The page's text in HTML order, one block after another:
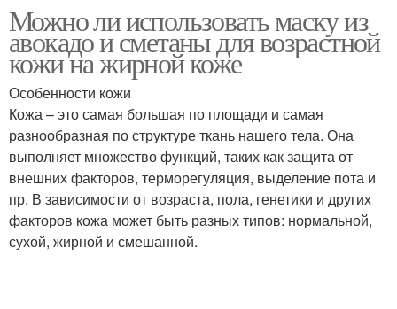
Можно ли использовать маску из
авокадо и сметаны для возрастной
кожи на жирной коже
Особенности кожи
Кожа – это самая большая по площади и самая
разнообразная по структуре ткань нашего тела. Она
выполняет множество функций, таких как защита от
внешних факторов, терморегуляция, выделение пота и
пр. В зависимости от возраста, пола, генетики и других
факторов кожа может быть разных типов: нормальной,
сухой, жирной и смешанной.